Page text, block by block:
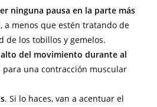
ninguna pausa en la parte más
, a menos que estén tratando de
de los tobillos y gemelos.
del movimiento durante al
para una contracción muscular
. Si lo haces, van a acentuar el